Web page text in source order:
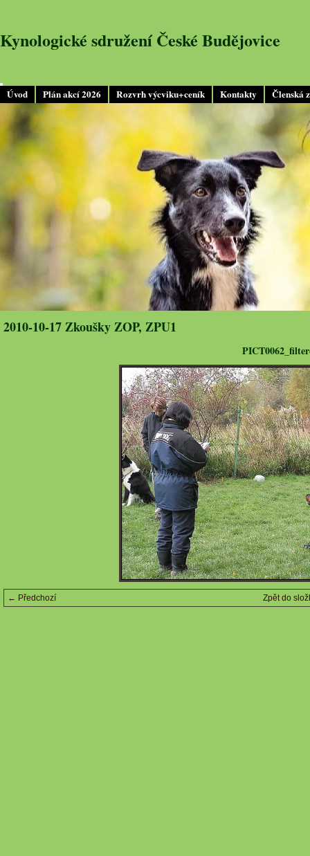
Úvod Plán akcí 2026 Rozvrh výcviku+ceník Kontakty Členská
Kynologické sdružení České Budějovice
2010-10-17 Zkoušky ZOP, ZPU1
← Předchozí Zpět do